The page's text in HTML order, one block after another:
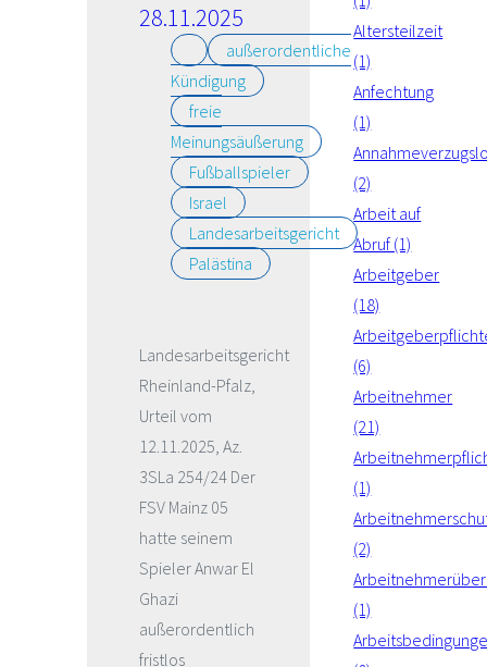
28.11.2025
außerordentliche
Kündigung
freie
Meinungsäußerung
Fußballspieler
Israel
Landesarbeitsgericht
Palästina
Landesarbeitsgericht
Rheinland-Pfalz,
Urteil vom
12.11.2025, Az.
3SLa 254/24 Der
FSV Mainz 05
hatte seinem
Spieler Anwar El
Ghazi
außerordentlich
fristlos
Altersteilzeit
(1)
Anfechtung
(1)
(2)
Arbeit auf
Abruf (1)
Arbeitgeber
(18)
(6)
Arbeitnehmer
(21)
(1)
(2)
(1)